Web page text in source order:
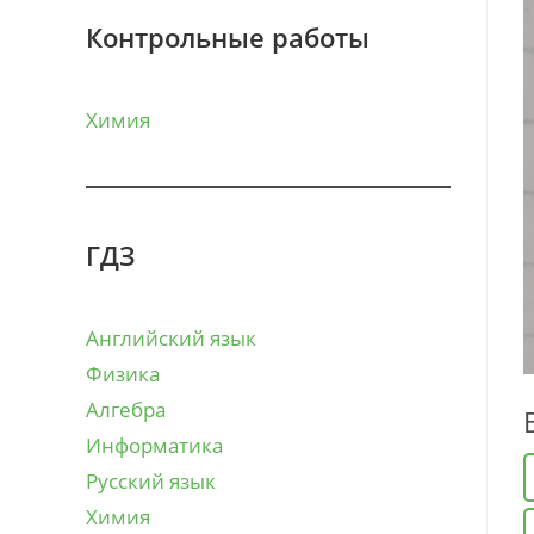
Контрольные работы
Химия
ГДЗ
Английский язык
Физика
Алгебра
Информатика
Русский язык
Химия